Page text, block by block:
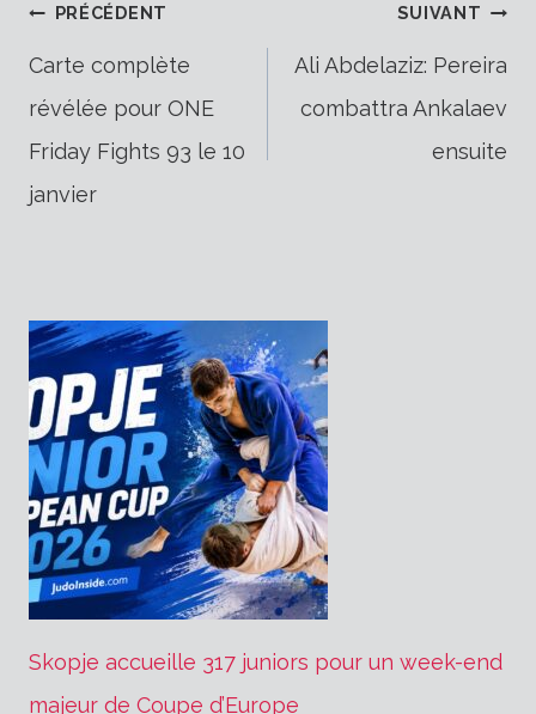
Navigation
de
PRÉCÉDENT
Carte complète
révélée pour ONE
Friday Fights 93 le 10
janvier
SUIVANT
Ali Abdelaziz: Pereira
combattra Ankalaev
ensuite
Skopje accueille 317 juniors pour un week-end
majeur de Coupe d’Europe